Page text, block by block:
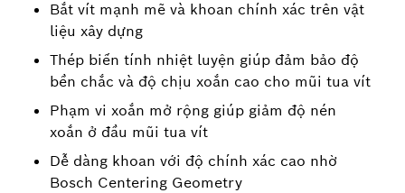
Bắt vít mạnh mẽ và khoan chính xác trên vật
liệu xây dựng
Thép biến tính nhiệt luyện giúp đảm bảo độ
bền chắc và độ chịu xoắn cao cho mũi tua vít
Phạm vi xoắn mở rộng giúp giảm độ nén
xoắn ở đầu mũi tua vít
Dễ dàng khoan với độ chính xác cao nhờ
Bosch Centering Geometry